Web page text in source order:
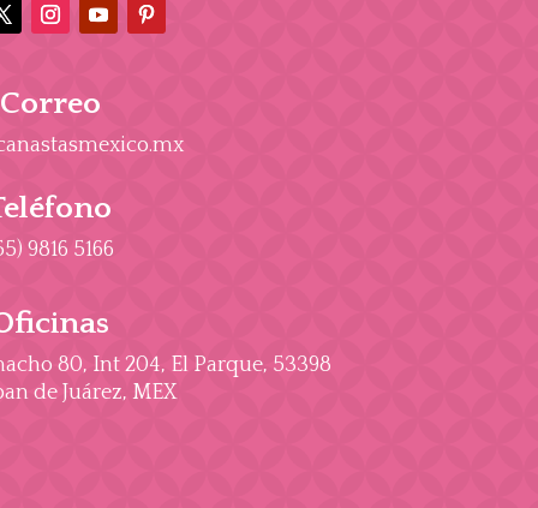
Correo
9816 5166
80, Int 204, El Parque, 53398
de Juárez, MEX